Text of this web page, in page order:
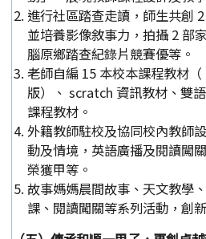
進行社區踏查走讀，師生共創
並培養影像敘事力，拍攝 2 部
腦原鄉踏查紀錄片競賽優等。
老師自編 15 本校本課程教材
版）、 scratch 資訊教材、雙
課程教材。
外籍教師駐校及協同校內教師
動及情境，英語廣播及閱讀闖
榮獲甲等。
故事媽媽晨間故事、天文教學
課、閱讀闖關等系列活動，創